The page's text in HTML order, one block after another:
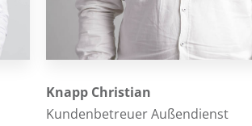
Knapp Christian
Kundenbetreuer Außendienst